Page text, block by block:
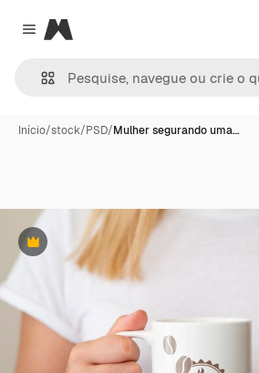
Close menu
Magnific
Início/stock/PSD/Mulher segurando uma…
Premium